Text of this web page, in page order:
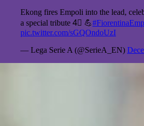
Ekong fires Empoli into the lead,
a special tribute 4⃣ 💪
pic.twitter.com/sGQOndoUzI
— Lega Serie A (@SerieA_EN)